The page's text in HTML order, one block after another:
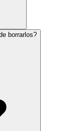
borrarlos?